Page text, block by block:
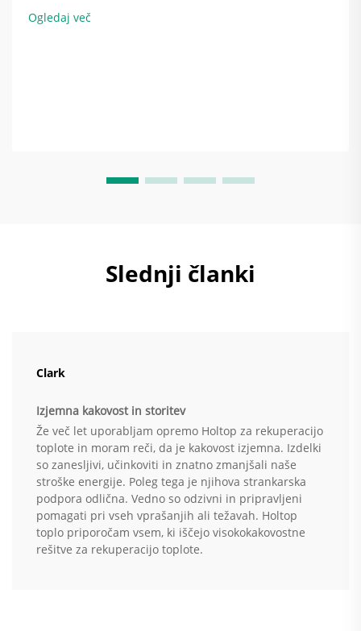
Pravilen izračun toplotne obremenitve je zelo
pomemben za učinkovitost delovanja sistemov HVAC ter
Ogledaj več
Slednji članki
Clark
Izjemna kakovost in storitev
Že več let uporabljam opremo Holtop za rekuperacijo
toplote in moram reči, da je kakovost izjemna. Izdelki
so zanesljivi, učinkoviti in znatno zmanjšali naše
stroške energije. Poleg tega je njihova strankarska
podpora odlična. Vedno so odzivni in pripravljeni
pomagati pri vseh vprašanjih ali težavah. Holtop
toplo priporočam vsem, ki iščejo visokokakovostne
rešitve za rekuperacijo toplote.